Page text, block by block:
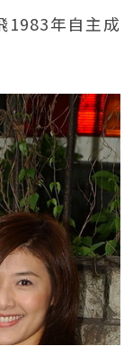
1983年自主成